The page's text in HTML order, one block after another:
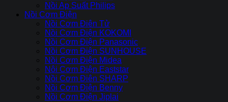
Nồi Ap Suất Philips
Nồi Cơm Điện
Nồi Cơm Điên Tử
Nồi Cơm Điện KOKOMI
Nồi Cơm Điện Panasonic
Nồi Cơm Điện SUNHOUSE
Nồi Cơm Điện Midea
Nôi Cơm Điện Eaststar
Nồi Cơm Điên SHARP
Nồi Cơm Điện Benny
Nồi Cơm Điện Jiplai